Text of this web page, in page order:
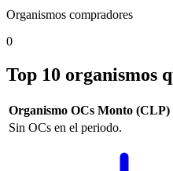
Organismos compradores
0
Top 10 organismos
Organismo OCs Monto (CLP)
Sin OCs en el periodo.